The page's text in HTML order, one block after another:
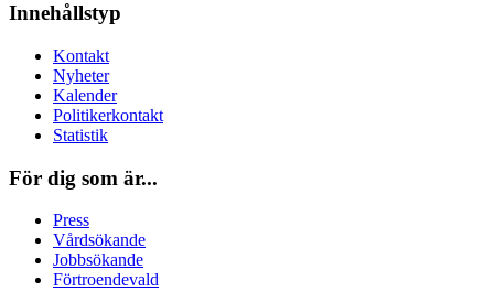
Innehållstyp
Kontakt
Nyheter
Kalender
Politikerkontakt
Statistik
För dig som är...
Press
Vårdsökande
Jobbsökande
Förtroendevald